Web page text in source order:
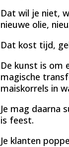
Dat wil je niet,
nieuwe olie,
Dat kost tijd,
De kunst is om
magische
maiskorrels in
Je mag daarna
is feest.
Je klanten